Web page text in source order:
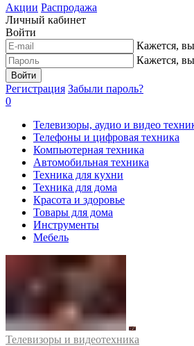
Акции Распродажа
Личный кабинет
Войти
Кажется,
Кажется,
Войти
Регистрация Забыли пароль?
0
Телевизоры, аудио и видео
Телефоны и цифровая техника
Компьютерная техника
Автомобильная техника
Техника для кухни
Техника для дома
Красота и здоровье
Товары для дома
Инструменты
Мебель
Телевизоры и видеотехника